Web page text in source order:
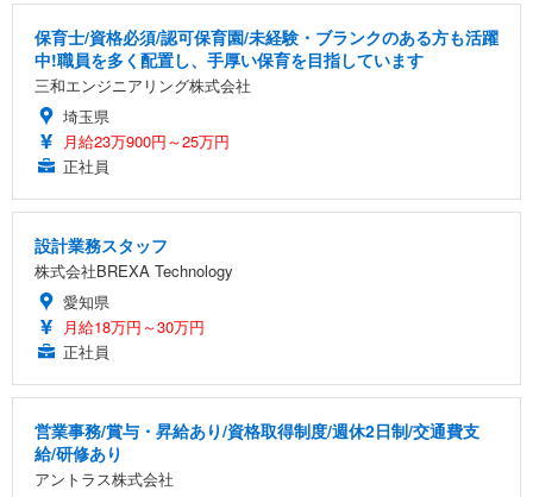
保育士/資格必須/認可保育園/未経験・ブランクのある方も活躍
中!職員を多く配置し、手厚い保育を目指しています
三和エンジニアリング株式会社
埼玉県
月給23万900円～25万円
正社員
設計業務スタッフ
株式会社BREXA Technology
愛知県
月給18万円～30万円
正社員
営業事務/賞与・昇給あり/資格取得制度/週休2日制/交通費支
給/研修あり
アントラス株式会社